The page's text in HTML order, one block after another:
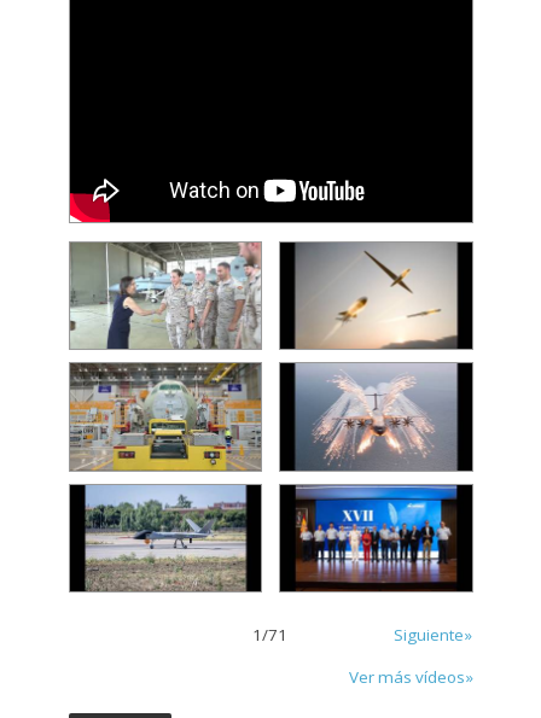
1/71
Siguiente»
Ver más vídeos»